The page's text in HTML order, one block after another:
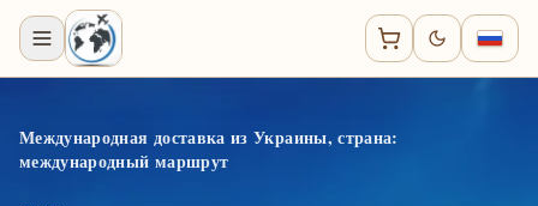
Международная доставка из Украины, страна:
международный маршрут